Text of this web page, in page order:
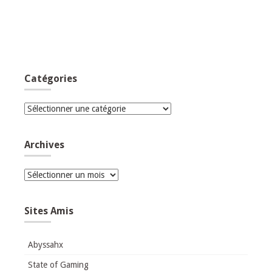
Catégories
Catégories
Archives
Archives
Sites Amis
Abyssahx
State of Gaming